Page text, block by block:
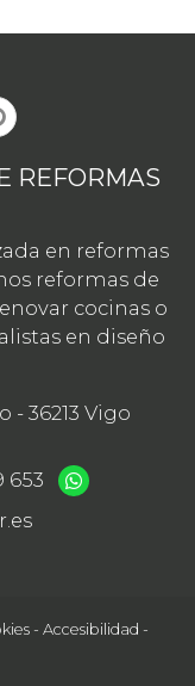
REFORMAS
en reformas
reformas de
cocinas o
en diseño
- 36213 Vigo
653
- Accesibilidad -